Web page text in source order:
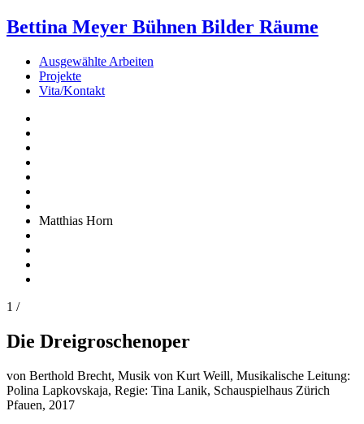
Bettina Meyer Bühnen Bilder Räume
Ausgewählte Arbeiten
Projekte
Vita/Kontakt
Matthias Horn
1 /
Die Dreigroschenoper
von Berthold Brecht, Musik von Kurt Weill, Musikalische Leitung:
Polina Lapkovskaja, Regie: Tina Lanik, Schauspielhaus Zürich
Pfauen, 2017